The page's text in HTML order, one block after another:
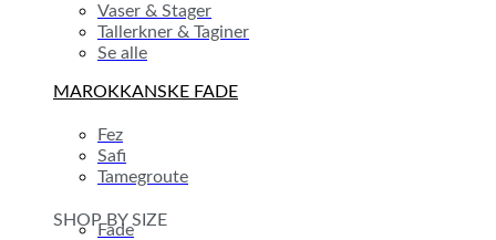
Vaser & Stager
Tallerkner & Taginer
Se alle
MAROKKANSKE FADE
Fez
Safi
Tamegroute
SHOP BY SIZE
Fade